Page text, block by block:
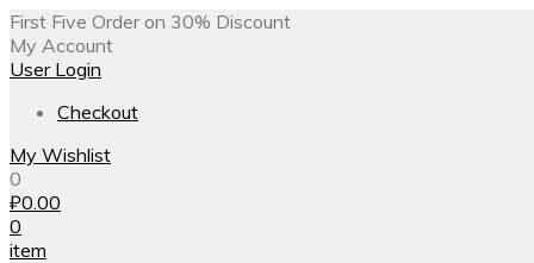
First Five Order on 30% Discount
My Account
User Login
Checkout
My Wishlist
0
₽0.00
0
item